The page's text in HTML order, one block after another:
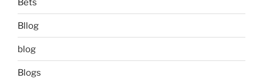
Bets
Bllog
blog
Blogs